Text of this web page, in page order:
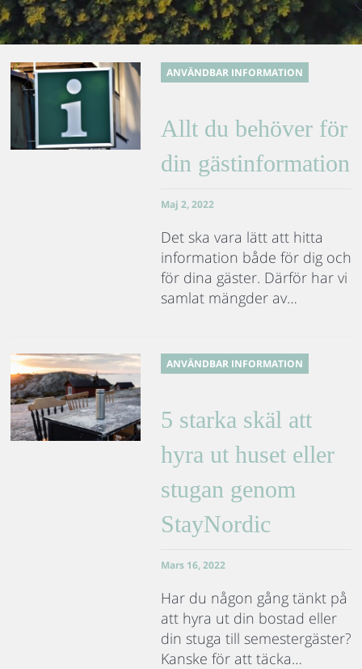
ANVÄNDBAR INFORMATION
Allt du behöver för
din gästinformation
Maj 2, 2022
Det ska vara lätt att hitta
information både för dig och
för dina gäster. Därför har vi
samlat mängder av…
ANVÄNDBAR INFORMATION
5 starka skäl att
hyra ut huset eller
stugan genom
StayNordic
Mars 16, 2022
Har du någon gång tänkt på
att hyra ut din bostad eller
din stuga till semestergäster?
Kanske för att täcka…